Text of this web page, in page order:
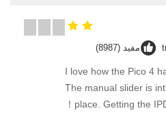
مفيد (8987)
"I love how the Pico 4
The manual slider is
place. Getting the